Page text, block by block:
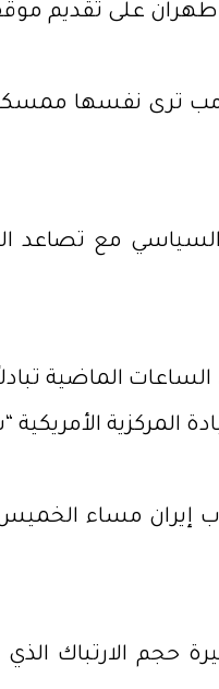
طهران على تقديم
ترى نفسها ممسكة
مع تصاعد
الماضية
المركزية
مساء الخميس،
حجم الارتباك